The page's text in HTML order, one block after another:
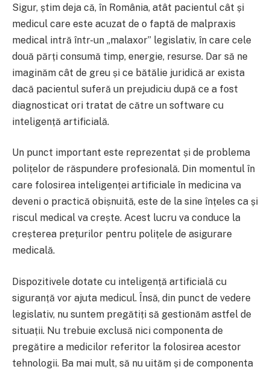
Sigur, știm deja că, în România, atât pacientul cât și
medicul care este acuzat de o faptă de malpraxis
medical intră într-un „malaxor” legislativ, în care cele
două părți consumă timp, energie, resurse. Dar să ne
imaginăm cât de greu și ce bătălie juridică ar exista
dacă pacientul suferă un prejudiciu după ce a fost
diagnosticat ori tratat de către un software cu
inteligență artificială.
Un punct important este reprezentat și de problema
polițelor de răspundere profesională. Din momentul în
care folosirea inteligenței artificiale în medicina va
deveni o practică obișnuită, este de la sine înțeles ca și
riscul medical va crește. Acest lucru va conduce la
creșterea prețurilor pentru polițele de asigurare
medicală.
Dispozitivele dotate cu inteligență artificială cu
siguranță vor ajuta medicul. Însă, din punct de vedere
legislativ, nu suntem pregătiți să gestionăm astfel de
situații. Nu trebuie exclusă nici componenta de
pregătire a medicilor referitor la folosirea acestor
tehnologii. Ba mai mult, să nu uităm și de componenta